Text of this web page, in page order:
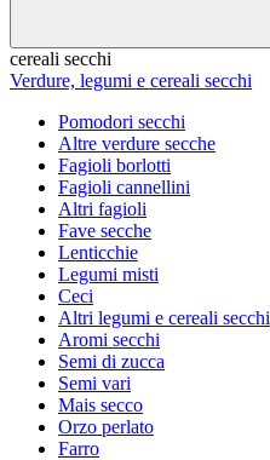
cereali secchi
Verdure, legumi e cereali secchi
Pomodori secchi
Altre verdure secche
Fagioli borlotti
Fagioli cannellini
Altri fagioli
Fave secche
Lenticchie
Legumi misti
Ceci
Altri legumi e cereali secchi
Aromi secchi
Semi di zucca
Semi vari
Mais secco
Orzo perlato
Farro